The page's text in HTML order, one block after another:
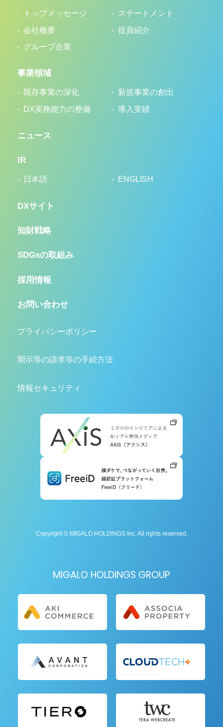
トップメッセージ
ステートメント
会社概要
役員紹介
グループ企業
事業領域
既存事業の深化
新規事業の創出
DX実務能力の整備
導入実績
ニュース
IR
日本語 ENGLISH
DXサイト
知財戦略
SDGsの取組み
採用情報
お問い合わせ
プライバシーポリシー
開示等の請求等の手続方法
情報セキュリティ
Copyright © MIGALO HOLDINGS Inc. All rights reserved.
MIGALO HOLDINGS GROUP